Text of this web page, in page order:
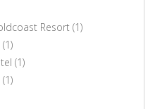
Resort (1)
(1)
(1)
(1)